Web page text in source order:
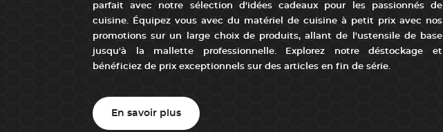
parfait avec notre sélection d'idées cadeaux pour les passionnés de
cuisine. Équipez vous avec du matériel de cuisine à petit prix avec nos
promotions sur un large choix de produits, allant de l'ustensile de base
jusqu'à la mallette professionnelle. Explorez notre déstockage et
bénéficiez de prix exceptionnels sur des articles en fin de série.
En savoir plus